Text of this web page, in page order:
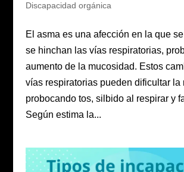
Discapacidad orgánica
El asma es una afección en la que
se hinchan las vías respiratorias,
aumento de la mucosidad. Estos
vías respiratorias pueden dificultar la
probocando tos, silbido al respirar y
Según estima la...